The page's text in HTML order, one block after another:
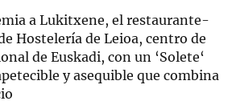
a Lukitxene, el restaurante-
Hostelería de Leioa, centro de
de Euskadi, con un ‘Solete‘
y asequible que combina